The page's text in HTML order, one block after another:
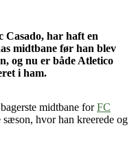
Casado, har haft en
midtbane før han blev
og nu er både Atletico
i ham.
midtbane forFC
hvor han kreerede og